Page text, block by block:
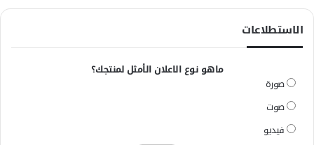
الاستطلاعات
ماهو نوع الاعلان الأمثل لمنتجك؟
صورة
صوت
فيديو